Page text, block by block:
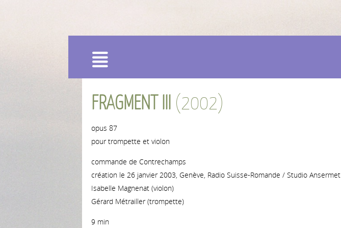
FRAGMENT III(2002)
opus 87
pour trompette et violon
commande de Contrechamps
création le 26 janvier 2003, Genève, Radio Suisse-Romande / Studio Ansermet
Isabelle Magnenat (violon)
Gérard Métrailler (trompette)
9 min